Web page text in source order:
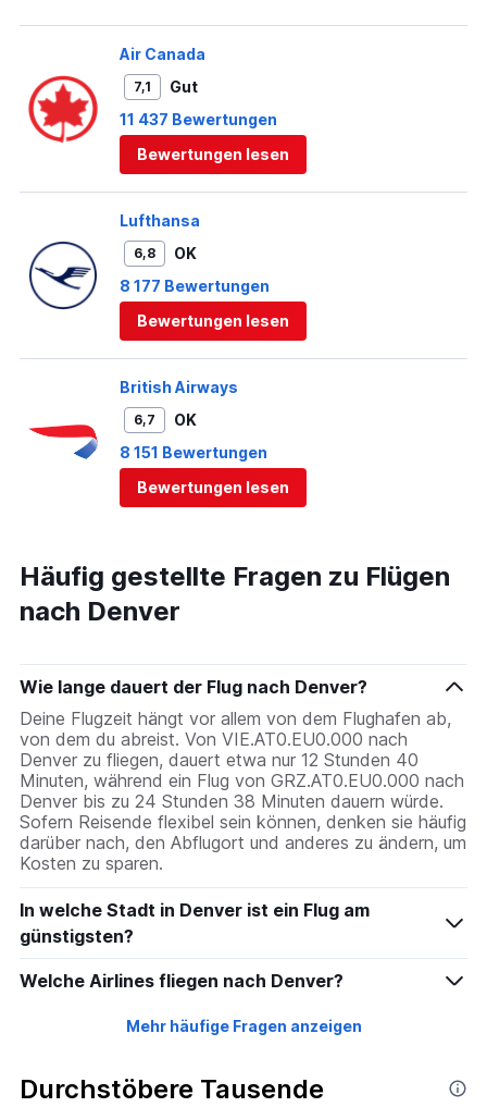
Air Canada
7,1
Gut
11 437 Bewertungen
Bewertungen lesen
Lufthansa
6,8
OK
8 177 Bewertungen
Bewertungen lesen
British Airways
6,7
OK
8 151 Bewertungen
Bewertungen lesen
Häufig gestellte Fragen zu Flügen
nach Denver
Wie lange dauert der Flug nach Denver?
Deine Flugzeit hängt vor allem von dem Flughafen ab,
von dem du abreist. Von VIE.AT0.EU0.000 nach
Denver zu fliegen, dauert etwa nur 12 Stunden 40
Minuten, während ein Flug von GRZ.AT0.EU0.000 nach
Denver bis zu 24 Stunden 38 Minuten dauern würde.
Sofern Reisende flexibel sein können, denken sie häufig
darüber nach, den Abflugort und anderes zu ändern, um
Kosten zu sparen.
In welche Stadt in Denver ist ein Flug am
günstigsten?
Welche Airlines fliegen nach Denver?
Mehr häufige Fragen anzeigen
Durchstöbere Tausende